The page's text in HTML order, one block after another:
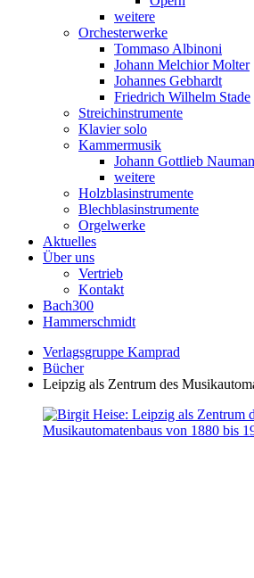
weitere
Orchesterwerke
Tommaso Albinoni
Johann Melchior Molter
Johannes Gebhardt
Friedrich Wilhelm Stade
Streichinstrumente
Klavier solo
Kammermusik
Johann Gottlieb
weitere
Holzblasinstrumente
Blechblasinstrumente
Orgelwerke
Aktuelles
Über uns
Vertrieb
Kontakt
Bach300
Hammerschmidt
Verlagsgruppe Kamprad
Bücher
Leipzig als Zentrum des